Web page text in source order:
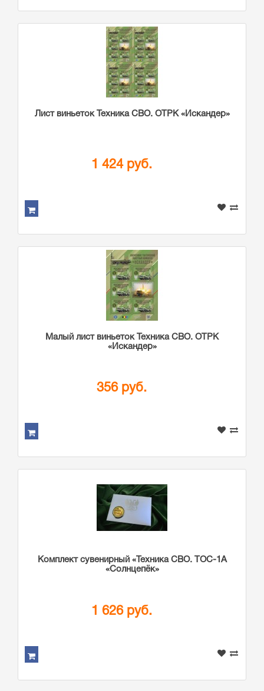
Лист виньеток Техника СВО. ОТРК «Искандер»
1 424 руб.
Малый лист виньеток Техника СВО. ОТРК
«Искандер»
356 руб.
Комплект сувенирный «Техника СВО. ТОС-1А
«Солнцепёк»
1 626 руб.